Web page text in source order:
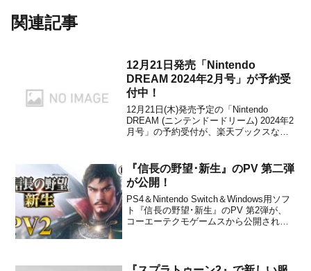
関連記事
12月21日発売「Nintendo
DREAM 2024年2月号」が予約受
付中！
12月21日(木)発売予定の「Nintendo
DREAM (ニンテンドードリーム) 2024年2
月号」の予約受付が、楽天ブックスなど
てますます盛り上がるを見せる、『ポケ
ットモンスター スカーレット・バ...
『信長の野望･新生』のPV 第二弾
が公開！
PS4＆Nintendo Switch＆Windows用ソフ
ト『信長の野望･新生』のPV 第2弾が、
コーエーテクモゲームスから公開されま
きよしさんによるテーマソング...